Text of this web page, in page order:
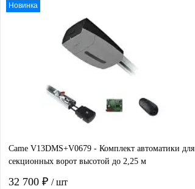
В корзину
Купить в 1 клик Сравнение
Новинка
Came V13DMS+V0679 - Комплект автоматики для
секционных ворот высотой до 2,25 м
32 700 ₽ / шт